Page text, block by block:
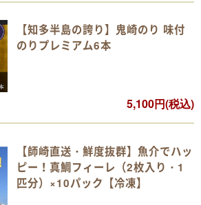
【知多半島の誇り】鬼崎のり 味付
のりプレミアム6本
5,100円(税込)
【師崎直送・鮮度抜群】魚介でハッ
ピー！真鯛フィーレ（2枚入り・1
匹分）×10パック【冷凍】